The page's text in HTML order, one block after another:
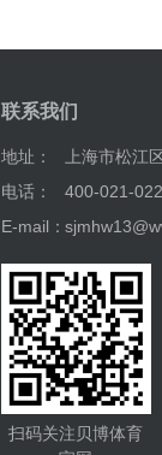
联系我们
地址：
上海市松江
电话：
400-021-
E-mail：
扫码关注贝博体育